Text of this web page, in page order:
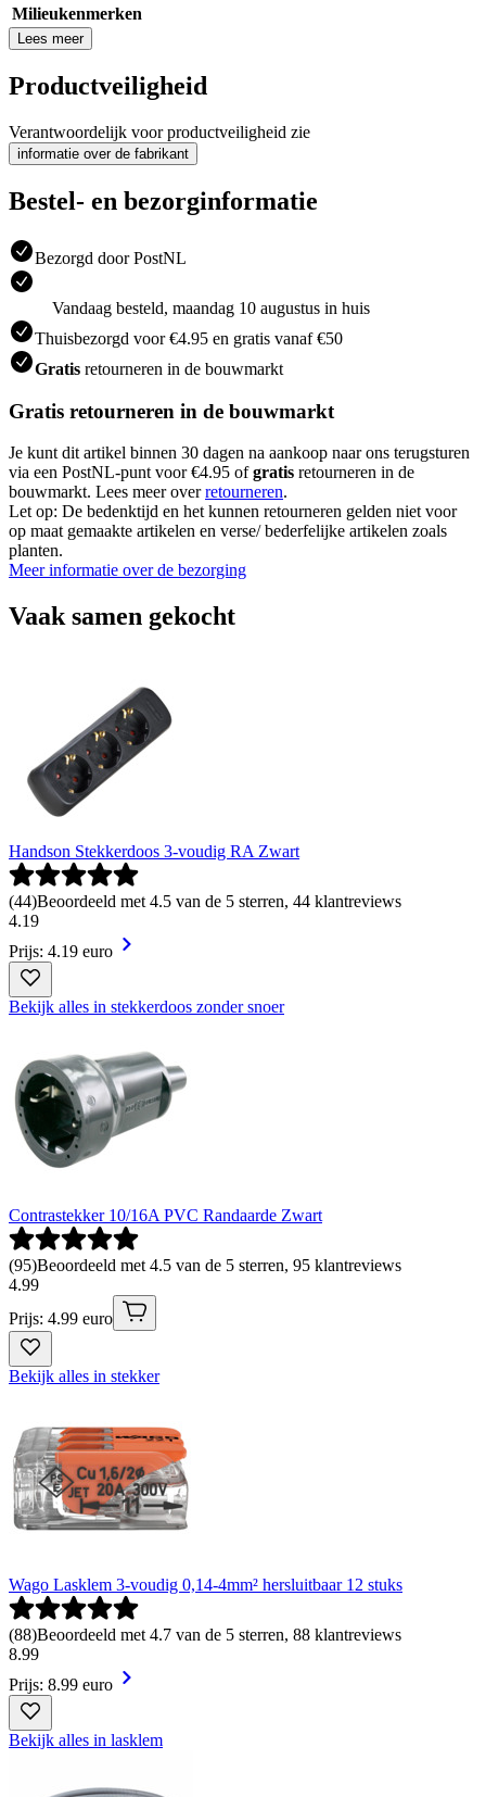
Milieukenmerken
Lees meer
Productveiligheid
Verantwoordelijk voor productveiligheid zie
informatie over de fabrikant
Bestel- en bezorginformatie
Bezorgd door PostNL
Vandaag besteld, maandag 10 augustus in huis
Thuisbezorgd voor €4.95 en gratis vanaf €50
Gratis retourneren in de bouwmarkt
Gratis retourneren in de bouwmarkt
Je kunt dit artikel binnen 30 dagen na aankoop naar ons terugsturen
via een PostNL-punt voor €4.95 ofgratis retourneren in de
bouwmarkt. Lees meer overretourneren.
Let op: De bedenktijd en het kunnen retourneren gelden niet voor
op maat gemaakte artikelen en verse/ bederfelijke artikelen zoals
planten.
Meer informatie over de bezorging
Vaak samen gekocht
Handson Stekkerdoos 3-voudig RA Zwart
(44)Beoordeeld met 4.5 van de 5 sterren, 44 klantreviews
4.19
Prijs: 4.19 euro
Bekijk alles in stekkerdoos zonder snoer
Contrastekker 10/16A PVC Randaarde Zwart
(95)Beoordeeld met 4.5 van de 5 sterren, 95 klantreviews
4.99
Prijs: 4.99 euro
Bekijk alles in stekker
Wago Lasklem 3-voudig 0,14-4mm² hersluitbaar 12 stuks
(88)Beoordeeld met 4.7 van de 5 sterren, 88 klantreviews
8.99
Prijs: 8.99 euro
Bekijk alles in lasklem